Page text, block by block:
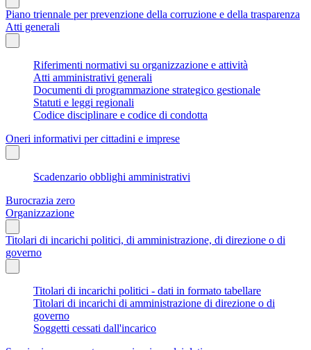
Piano triennale per prevenzione della corruzione e della trasparenza
Atti generali
Riferimenti normativi su organizzazione e attività
Atti amministrativi generali
Documenti di programmazione strategico gestionale
Statuti e leggi regionali
Codice disciplinare e codice di condotta
Oneri informativi per cittadini e imprese
Scadenzario obblighi amministrativi
Burocrazia zero
Organizzazione
Titolari di incarichi politici, di amministrazione, di direzione o di
governo
Titolari di incarichi politici - dati in formato tabellare
Titolari di incarichi di amministrazione di direzione o di
governo
Soggetti cessati dall'incarico